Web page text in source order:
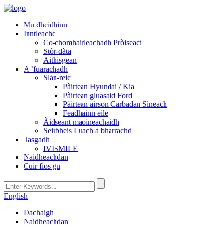
Mu dheidhinn
Inntleachd
Co-chomhairleachadh Pròiseact
Stòr-dàta
Aithisgean
A ’fuarachadh
Slàn-reic
Pàirtean Hyundai / Kia
Pàirtean gluasaid Ford
Pàirtean airson Carbadan Sìneach
Feadhainn eile
Àidseant maoineachaidh
Seirbheis Luach a bharrachd
Tasgadh
IVISMILE
Naidheachdan
Cuir fios gu
English
Dachaigh
Naidheachdan